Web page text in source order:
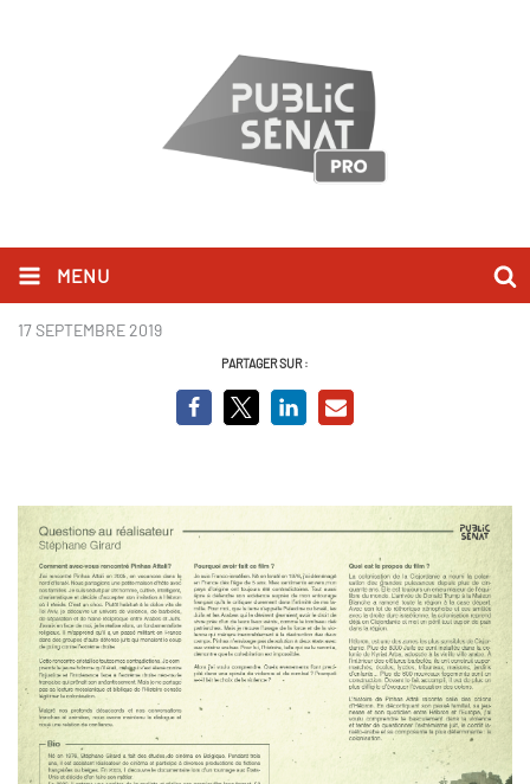
MENU
Page 3 - Le Desecendant.PNG
17 SEPTEMBRE 2019
PARTAGER SUR :